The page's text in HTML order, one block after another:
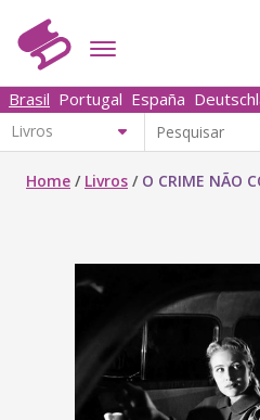
Brasil Portugal España
Home / Livros / O CRIME NÃO